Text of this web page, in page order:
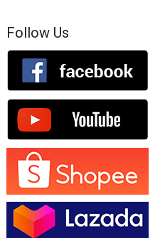
Follow Us